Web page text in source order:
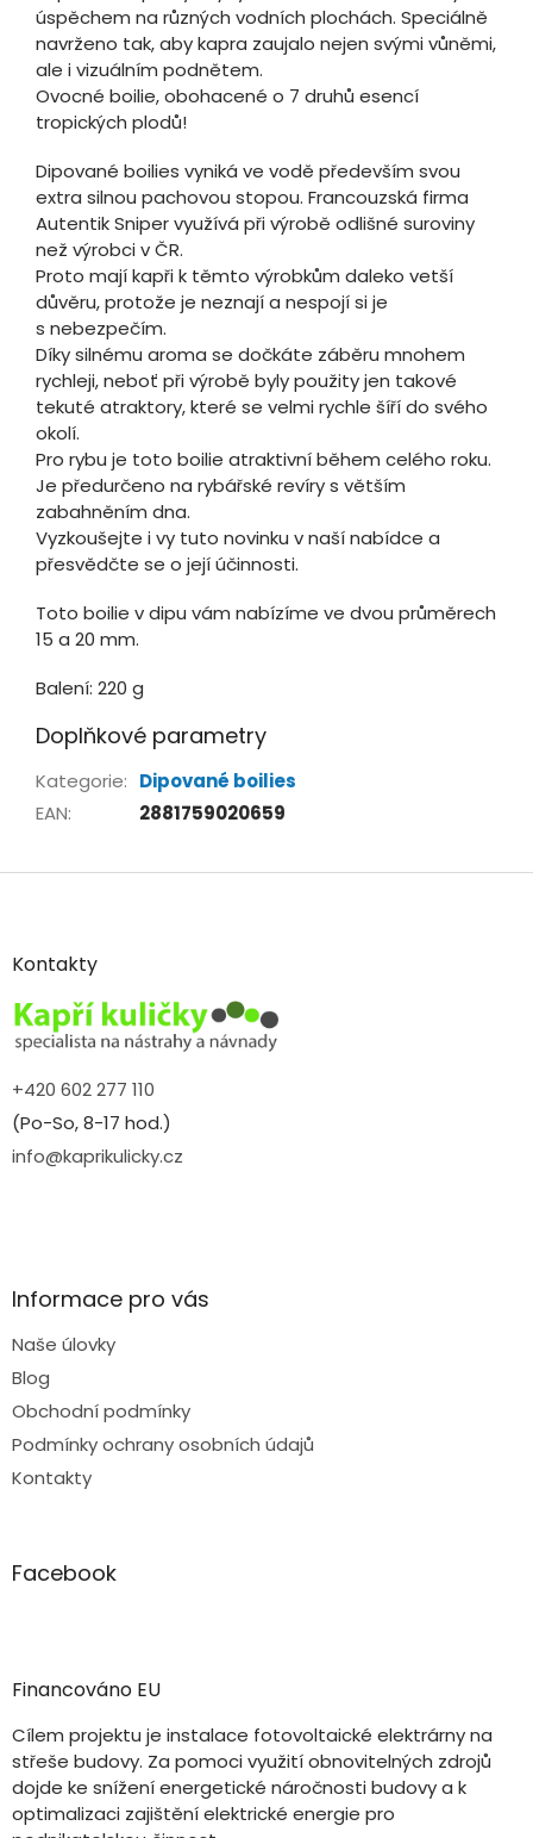
úspěchem na různých vodních plochách. Speciálně
navrženo tak, aby kapra zaujalo nejen svými vůněmi,
ale i vizuálním podnětem.
Ovocné boilie, obohacené o 7 druhů esencí
tropických plodů!
Dipované boilies vyniká ve vodě především svou
extra silnou pachovou stopou. Francouzská firma
Autentik Sniper využívá při výrobě odlišné suroviny
než výrobci v ČR.
Proto mají kapři k těmto výrobkům daleko vetší
důvěru, protože je neznají a nespojí si je
s nebezpečím.
Díky silnému aroma se dočkáte záběru mnohem
rychleji, neboť při výrobě byly použity jen takové
tekuté atraktory, které se velmi rychle šíří do svého
okolí.
Pro rybu je toto boilie atraktivní během celého roku.
Je předurčeno na rybářské revíry s větším
zabahněním dna.
Vyzkoušejte i vy tuto novinku v naší nabídce a
přesvědčte se o její účinnosti.
Toto boilie v dipu vám nabízíme ve dvou průměrech
15 a 20 mm.
Balení: 220 g
Doplňkové parametry
Kategorie: Dipované boilies
EAN: 2881759020659
Z
aKontakty
+420 602 277 110
(Po-So, 8-17 hod.)
info@kaprikulicky.cz
Informace pro vás
Naše úlovky
Blog
Obchodní podmínky
Podmínky ochrany osobních údajů
Kontakty
Facebook
Financováno EU
Cílem projektu je instalace fotovoltaické elektrárny na
střeše budovy. Za pomoci využití obnovitelných zdrojů
dojde ke snížení energetické náročnosti budovy a k
optimalizaci zajištění elektrické energie pro